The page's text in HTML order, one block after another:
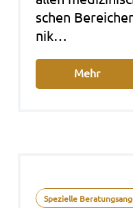
schen
nik…
Mehr
Spezielle